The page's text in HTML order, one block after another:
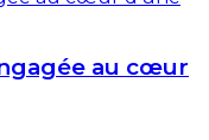
au cœur